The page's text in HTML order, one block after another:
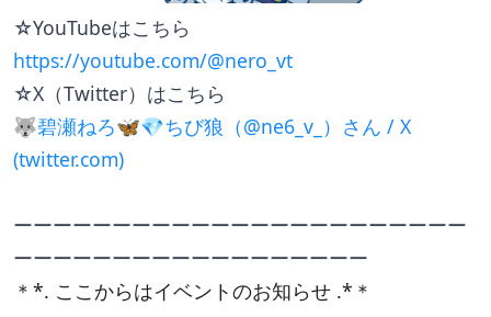
☆YouTubeはこちら
https://youtube.com/@nero_vt
☆X（Twitter）はこちら
🐺碧瀬ねろ🦋💎ちび狼（@ne6_v_）さん / X
(twitter.com)
ーーーーーーーーーーーーーーーーーーーーーーー
ーーーーーーーーーーーーーーーーーー
＊*. ここからはイベントのお知らせ .*＊